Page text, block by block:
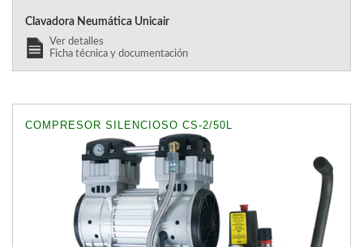
Clavadora Neumática Unicair
Ver detalles
Ficha técnica y documentación
COMPRESOR SILENCIOSO CS-2/50L